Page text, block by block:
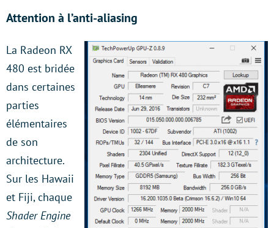
Attention à l’anti-aliasing
La Radeon RX
480 est bridée
dans certaines
parties
élémentaires
de son
architecture.
Sur les Hawaii
et Fiji, chaque
Shader Engine